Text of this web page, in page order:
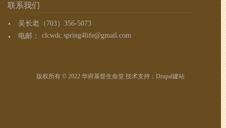
联系我们
吴长老（703）356-5073
电邮：
clcwdc.spring4life@gmail.com
版权所有 © 2022 华府基督生命堂 技术支持： Drupal建站